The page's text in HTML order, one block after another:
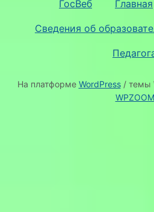
ГосВеб Главная
Сведения об
На платформе WordPress/ темы
WPZOOM